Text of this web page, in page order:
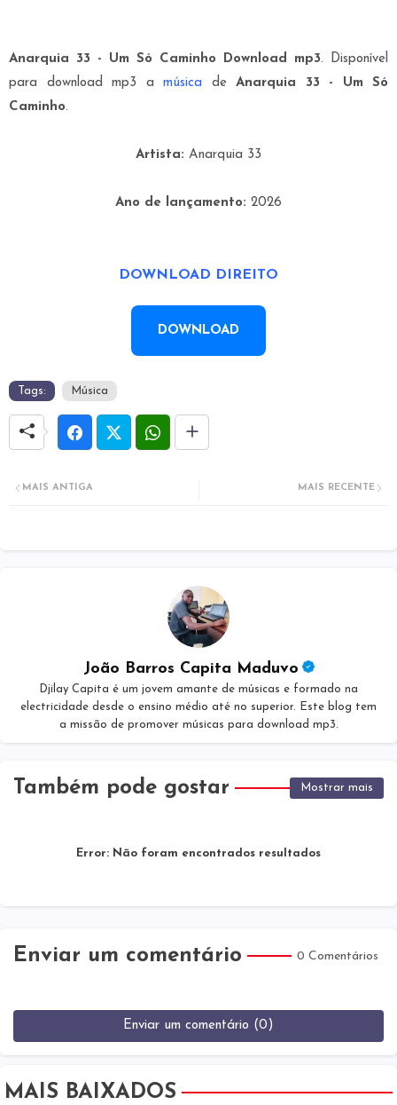
Anarquia 33 - Um Só Caminho Download mp3. Disponível
para download mp3 a
música de
Anarquia 33 - Um Só
Caminho.
Artista: Anarquia 33
Ano de lançamento: 2026
DOWNLOAD DIREITO
DOWNLOAD
Tags: Música
MAIS RECENTE
MAIS ANTIGA
João Barros Capita Maduvo
Djilay Capita é um jovem amante de músicas e formado na
electricidade desde o ensino médio até no superior. Este blog tem
a missão de promover músicas para download mp3.
Também pode gostar Mostrar mais
Error: Não foram encontrados resultados
Enviar um comentário 0 Comentários
Enviar um comentário (0)
MAIS BAIXADOS